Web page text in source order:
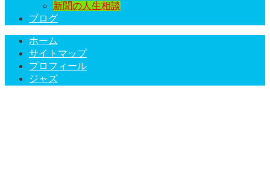
新聞の人生相談
ブログ
ホーム
サイトマップ
プロフィール
ジャズ